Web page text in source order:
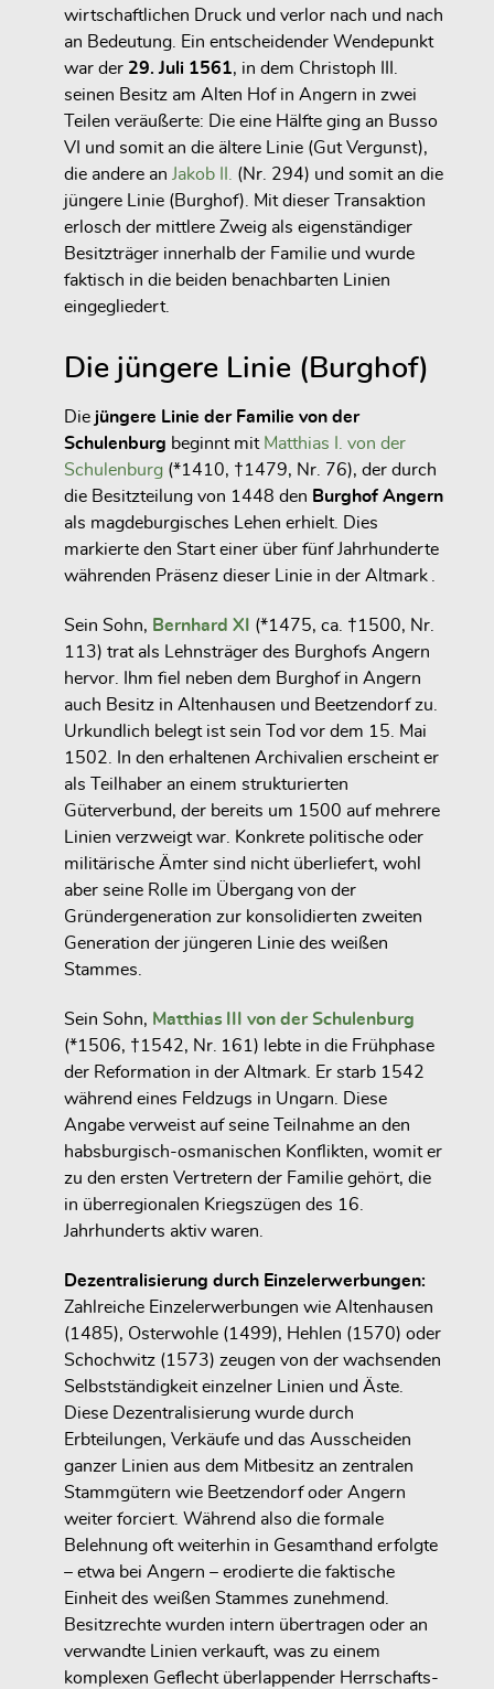
wirtschaftlichen Druck und verlor nach und nach
an Bedeutung. Ein entscheidender Wendepunkt
war der 29. Juli 1561, in dem Christoph III.
seinen Besitz am Alten Hof in Angern in zwei
Teilen veräußerte: Die eine Hälfte ging an Busso
VI und somit an die ältere Linie (Gut Vergunst),
die andere an Jakob II. (Nr. 294) und somit an die
jüngere Linie (Burghof). Mit dieser Transaktion
erlosch der mittlere Zweig als eigenständiger
Besitzträger innerhalb der Familie und wurde
faktisch in die beiden benachbarten Linien
eingegliedert.
Die jüngere Linie (Burghof)
Die jüngere Linie der Familie von der
Schulenburg beginnt mit Matthias I. von der
Schulenburg (*1410, †1479, Nr. 76), der durch
die Besitzteilung von 1448 den Burghof Angern
als magdeburgisches Lehen erhielt. Dies
markierte den Start einer über fünf Jahrhunderte
währenden Präsenz dieser Linie in der Altmark .
Sein Sohn, Bernhard XI (*1475, ca. †1500, Nr.
113) trat als Lehnsträger des Burghofs Angern
hervor. Ihm fiel neben dem Burghof in Angern
auch Besitz in Altenhausen und Beetzendorfzu.
Urkundlich belegt ist sein Tod vor dem 15. Mai
1502
. In den erhaltenen Archivalien erscheint er
als Teilhaber an einem strukturierten
Güterverbund, der bereits um 1500 auf mehrere
Linien verzweigt war. Konkrete politische oder
militärische Ämter sind nicht überliefert, wohl
aber seine Rolle im Übergang von der
Gründergeneration zur konsolidierten zweiten
Generation der jüngeren Linie des weißen
Stammes.
Sein Sohn, Matthias III von der Schulenburg
(*1506, †1542, Nr. 161) lebte in die Frühphase
der Reformation in der Altmark. Er starb 1542
während eines Feldzugs in Ungarn . Diese
Angabe verweist auf seine Teilnahme an den
habsburgisch-osmanischen Konflikten, womit er
zu den ersten Vertretern der Familie gehört, die
in überregionalen Kriegszügen des 16.
Jahrhunderts aktiv waren.
Dezentralisierung durch Einzelerwerbungen:
Zahlreiche Einzelerwerbungen wie Altenhausen
(1485), Osterwohle (1499), Hehlen (1570) oder
Schochwitz (1573) zeugen von der wachsenden
Selbstständigkeit einzelner Linien und Äste.
Diese Dezentralisierung wurde durch
Erbteilungen, Verkäufe und das Ausscheiden
ganzer Linien aus dem Mitbesitz an zentralen
Stammgütern wie Beetzendorf oder Angern
weiter forciert. Während also die formale
Belehnung oft weiterhin in Gesamthand erfolgte
– etwa bei Angern – erodierte die faktische
Einheit des weißen Stammes zunehmend.
Besitzrechte wurden intern übertragen oder an
verwandte Linien verkauft, was zu einem
komplexen Geflecht überlappender Herrschafts-